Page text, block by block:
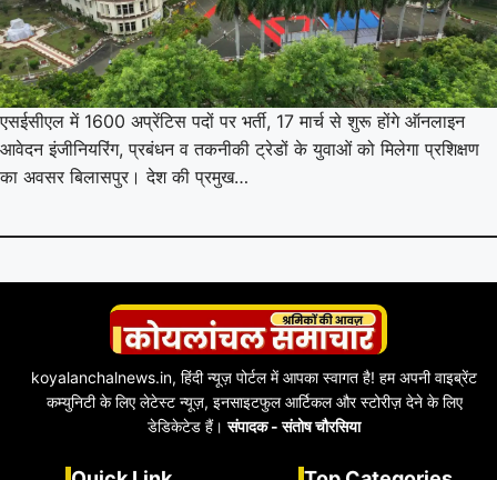
एसईसीएल में 1600 अप्रेंटिस पदों पर भर्ती, 17 मार्च से शुरू होंगे ऑनलाइन
आवेदन इंजीनियरिंग, प्रबंधन व तकनीकी ट्रेडों के युवाओं को मिलेगा प्रशिक्षण
का अवसर बिलासपुर। देश की प्रमुख…
koyalanchalnews.in, हिंदी न्यूज़ पोर्टल में आपका स्वागत है! हम अपनी वाइब्रेंट
कम्युनिटी के लिए लेटेस्ट न्यूज़, इनसाइटफुल आर्टिकल और स्टोरीज़ देने के लिए
डेडिकेटेड हैं।संपादक - संतोष चौरसिया